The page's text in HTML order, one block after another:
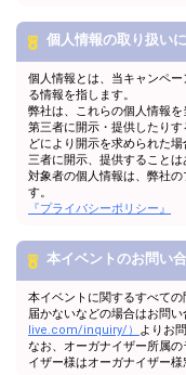
個人情報の取り扱い
個人情報とは、当キャンペ
る情報を指します。
弊社は、これらの個人情報を
第三者に開示・提供したり
どにより開示を求められた
三者に開示、提供することは
対象者の個人情報は、弊社
す。
『プライバシーポリシー』
本イベントのお問い
本イベントに関するすべて
届かないなどの場合はお問
live.com/inquiry/）
よりお
なお、オーガナイザー所属
イザー様はオーガナイザー様